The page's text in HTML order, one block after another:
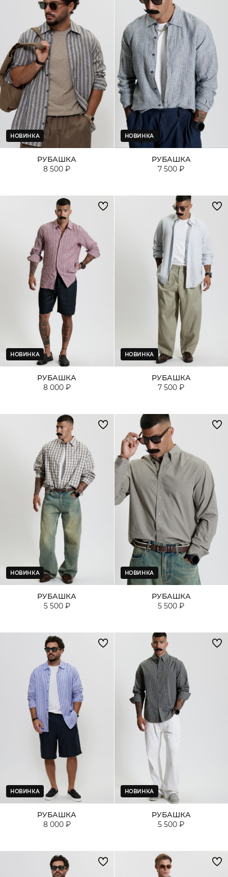
НОВИНКА
РУБАШКА
8 500 ₽
НОВИНКА
РУБАШКА
7 500 ₽
НОВИНКА
РУБАШКА
8 000 ₽
НОВИНКА
РУБАШКА
7 500 ₽
НОВИНКА
РУБАШКА
5 500 ₽
НОВИНКА
РУБАШКА
5 500 ₽
НОВИНКА
РУБАШКА
8 000 ₽
НОВИНКА
РУБАШКА
5 500 ₽